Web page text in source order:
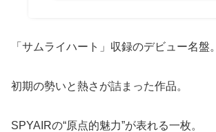
「サムライハート」収録のデビュー名盤。
初期の勢いと熱さが詰まった作品。
SPYAIRの“原点的魅力”が表れる一枚。